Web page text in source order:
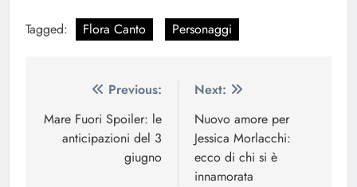
Tagged: Flora Canto Personaggi
Navigazione
articoli
Previous:
Mare Fuori Spoiler: le
anticipazioni del 3
giugno
Next:
Nuovo amore per
Jessica Morlacchi:
ecco di chi si è
innamorata